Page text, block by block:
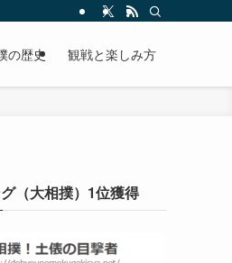
の歴史 観戦と楽しみ方
（大相撲）1位獲得